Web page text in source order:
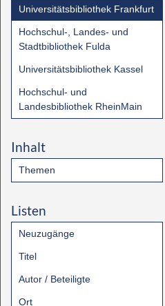
Universitätsbibliothek Frankfurt
Hochschul-, Landes- und
Stadtbibliothek Fulda
Universitätsbibliothek Kassel
Hochschul- und
Landesbibliothek RheinMain
Inhalt
Themen
Listen
Neuzugänge
Titel
Autor / Beteiligte
Ort